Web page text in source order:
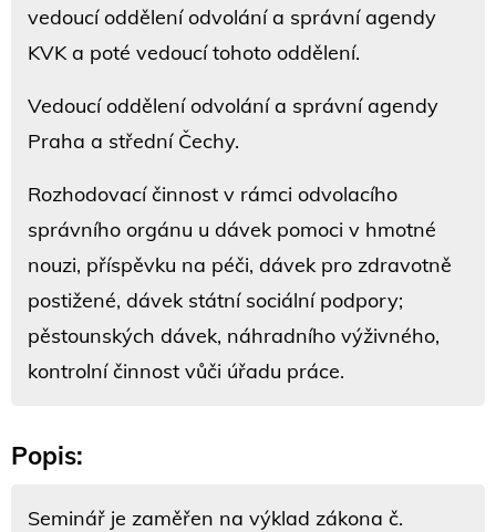
vedoucí oddělení odvolání a správní agendy
KVK a poté vedoucí tohoto oddělení.
Vedoucí oddělení odvolání a správní agendy
Praha a střední Čechy.
Rozhodovací činnost v rámci odvolacího
správního orgánu u dávek pomoci v hmotné
nouzi, příspěvku na péči, dávek pro zdravotně
postižené, dávek státní sociální podpory;
pěstounských dávek, náhradního výživného,
kontrolní činnost vůči úřadu práce.
Popis:
Seminář je zaměřen na výklad zákona č.